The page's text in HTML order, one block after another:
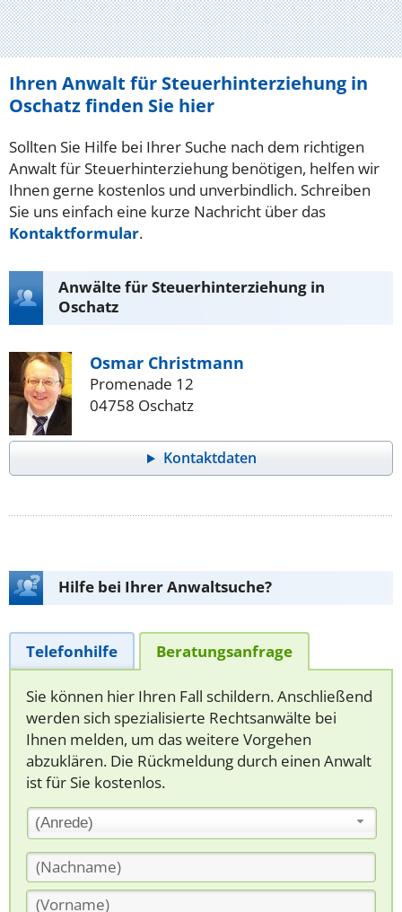
Ihren Anwalt für Steuerhinterziehung in
Oschatz finden Sie hier
Sollten Sie Hilfe bei Ihrer Suche nach dem richtigen
Anwalt für Steuerhinterziehung benötigen, helfen wir
Ihnen gerne kostenlos und unverbindlich. Schreiben
Sie uns einfach eine kurze Nachricht über das
Kontaktformular.
Anwälte für Steuerhinterziehung in
Oschatz
Osmar Christmann
Promenade 12
04758 Oschatz
Kontaktdaten
Hilfe bei Ihrer Anwaltsuche?
Telefonhilfe Beratungsanfrage
Sie können hier Ihren Fall schildern. Anschließend
werden sich spezialisierte Rechtsanwälte bei
Ihnen melden, um das weitere Vorgehen
abzuklären. Die Rückmeldung durch einen Anwalt
ist für Sie kostenlos.
(Anrede)